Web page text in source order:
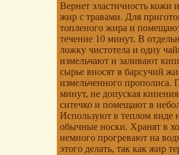
Вернет эластичность кожи
жир с травами. Для
топленого жира и
течение 10 минут. В
ложку чистотела и одну
измельчают и заливают
сырье вносят в барсучий
измельченного прополиса.
минут, не допуская
ситечко и помещают в
Используют в теплом виде
обычные носки. Хранят в
немного прогревают на
этого делать, так как жир